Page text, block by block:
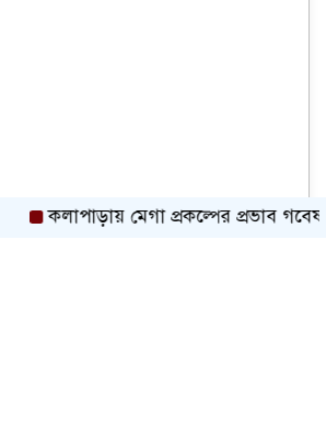
কলাপাড়ায় মেগা প্রকল্পের প্রভাব